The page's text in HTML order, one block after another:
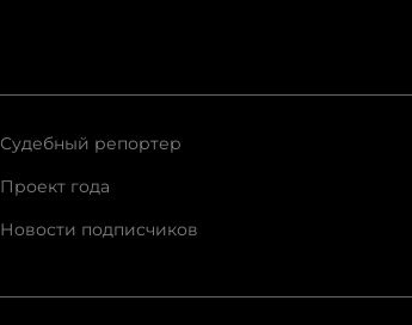
Судебный репортер
Проект года
Новости подписчиков